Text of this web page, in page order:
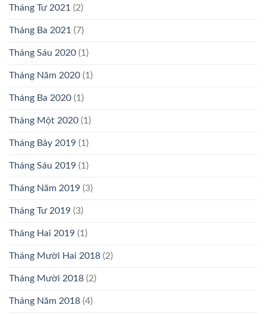
Tháng Tư 2021 (2)
Tháng Ba 2021 (7)
Tháng Sáu 2020 (1)
Tháng Năm 2020 (1)
Tháng Ba 2020 (1)
Tháng Một 2020 (1)
Tháng Bảy 2019 (1)
Tháng Sáu 2019 (1)
Tháng Năm 2019 (3)
Tháng Tư 2019 (3)
Tháng Hai 2019 (1)
Tháng Mười Hai 2018 (2)
Tháng Mười 2018 (2)
Tháng Năm 2018 (4)